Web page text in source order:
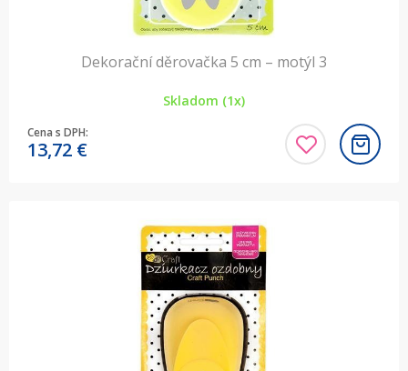
Dekorační děrovačka 5 cm – motýl 3
Skladom (1x)
Cena s DPH:
13,72 €